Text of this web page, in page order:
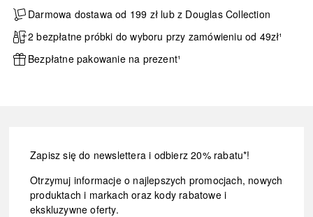
Darmowa dostawa od 199 zł lub z Douglas Collection
2 bezpłatne próbki do wyboru przy zamówieniu od 49zł¹
Bezpłatne pakowanie na prezent¹
Zapisz się do newslettera i odbierz 20% rabatu*!
Otrzymuj informacje o najlepszych promocjach, nowych
produktach i markach oraz kody rabatowe i
ekskluzywne oferty.